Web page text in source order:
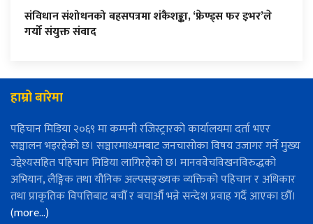
संविधान संशोधनको बहसपत्रमा शंकैशङ्का, ‘फ्रेण्ड्स फर इभर’ले
गर्यो संयुक्त संवाद
हाम्रो बारेमा
पहिचान मिडिया २०६९ मा कम्पनी रजिस्ट्रारको कार्यालयमा दर्ता भएर
सञ्चालन भइरहेको छ। सञ्चारमाध्यमबाट जनचासोका विषय उजागर गर्ने मुख्य
उद्देश्यसहित पहिचान मिडिया लागिरहेको छ। मानववेचविखनविरुद्धको
अभियान, लैङ्गिक तथा यौनिक अल्पसङ्ख्यक व्यक्तिको पहिचान र अधिकार
तथा प्राकृतिक विपत्तिबाट बचौँ र बचाऔँ भन्ने सन्देश प्रवाह गर्दै आएका छौँ।
(more…)